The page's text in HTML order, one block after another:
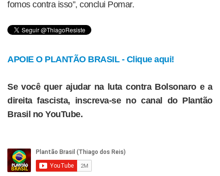
fomos contra isso”, conclui Pomar.
APOIE O PLANTÃO BRASIL - Clique aqui!
Se você quer ajudar na luta contra Bolsonaro e a
direita fascista, inscreva-se no canal do Plantão
Brasil no YouTube.